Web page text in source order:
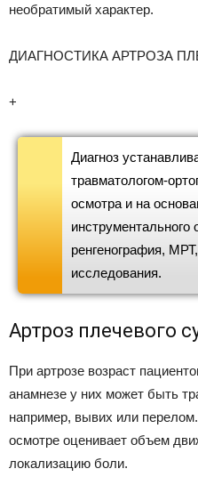
необратимый характер.
ДИАГНОСТИКА АРТРОЗА
+
Диагноз
травматологом-
осмотра и на
инструментального
ренгенография,
исследования.
Артроз плечевого
При артрозе возраст
анамнезе у них может быть
например, вывих или
осмотре оценивает объем
локализацию боли.